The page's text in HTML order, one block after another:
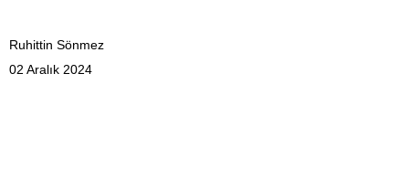
Ruhittin Sönmez
02 Aralık 2024